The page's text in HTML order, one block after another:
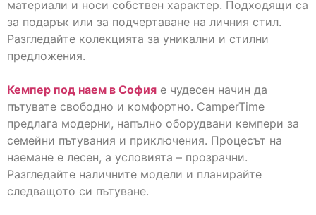
материали и носи собствен характер. Подходящи са
за подарък или за подчертаване на личния стил.
Разгледайте колекцията за уникални и стилни
предложения.
Кемпер под наем в София е чудесен начин да
пътувате свободно и комфортно. CamperTime
предлага модерни, напълно оборудвани кемпери за
семейни пътувания и приключения. Процесът на
наемане е лесен, а условията – прозрачни.
Разгледайте наличните модели и планирайте
следващото си пътуване.